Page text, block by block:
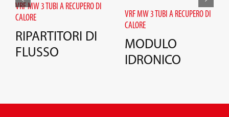
VRF MW 3 TUBI A RECUPERO DI
CALORE
RIPARTITORI DI
FLUSSO
VRF MW 3 TUBI A RECUPERO DI
CALORE
MODULO
IDRONICO